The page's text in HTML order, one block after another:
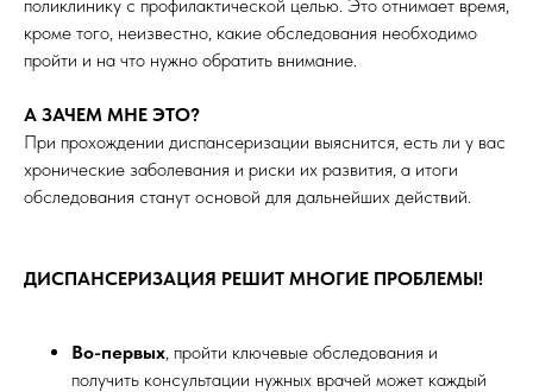
поликлинику с профилактической целью. Это отнимает время,
кроме того, неизвестно, какие обследования необходимо
пройти и на что нужно обратить внимание.
А ЗАЧЕМ МНЕ ЭТО?
При прохождении диспансеризации выяснится, есть ли у вас
хронические заболевания и риски их развития, а итоги
обследования станут основой для дальнейших действий.
ДИСПАНСЕРИЗАЦИЯ РЕШИТ МНОГИЕ ПРОБЛЕМЫ!
Во-первых, пройти ключевые обследования и
получить консультации нужных врачей может каждый